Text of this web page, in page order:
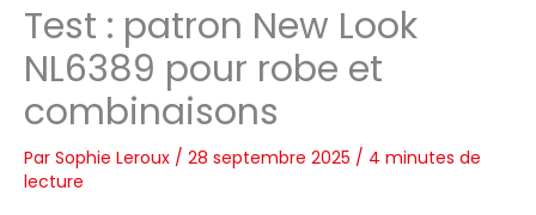
Test : patron New Look
NL6389 pour robe et
combinaisons
Par Sophie Leroux / 28 septembre 2025 / 4 minutes de
lecture